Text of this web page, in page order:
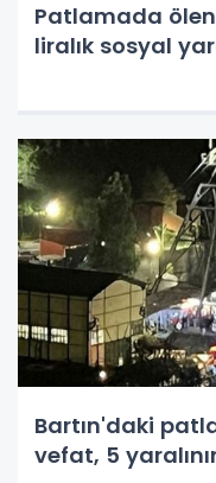
Patlamada
liralık sosyal
Bartın'daki
vefat, 5